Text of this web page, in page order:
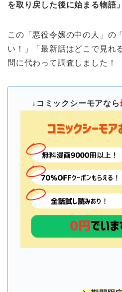
を取り戻した後に始まる物語」
この「悪役令嬢の中の人」の
い！」「最新話はどこで見れ
問に代わって調査しました！
↓コミックシーモアなら